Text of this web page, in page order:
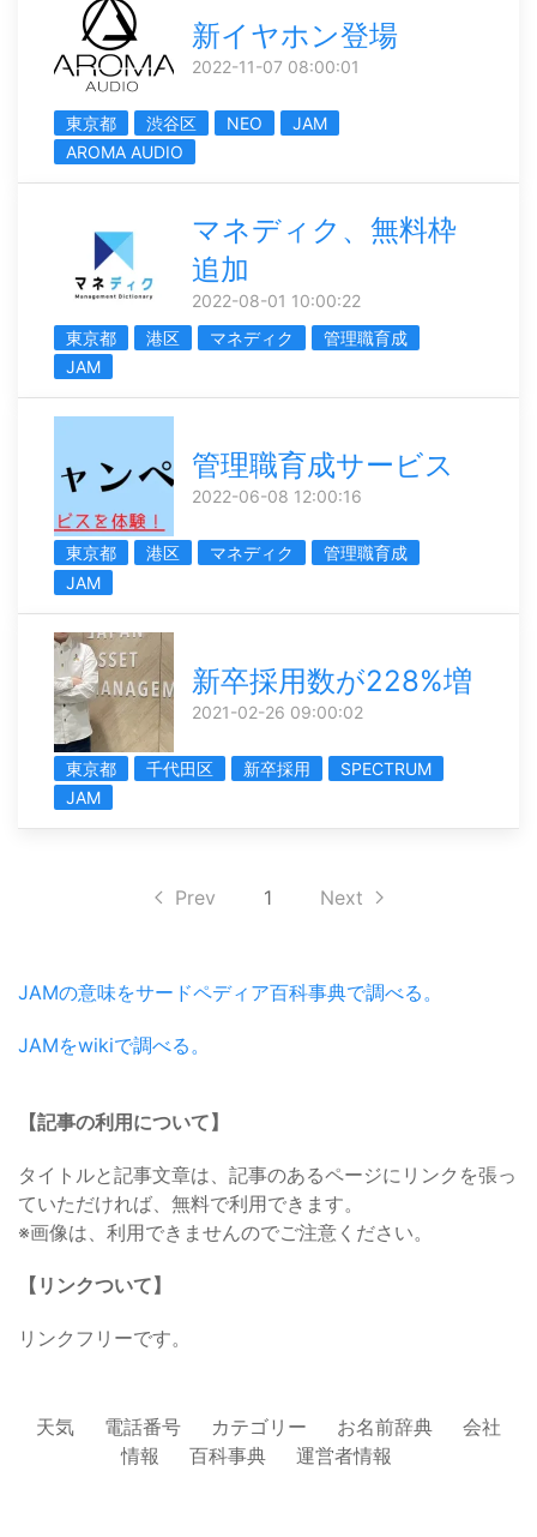
新イヤホン登場
2022-11-07 08:00:01
東京都 渋谷区 NEO
JAM
AROMA AUDIO
マネディク、無料枠
追加
2022-08-01 10:00:22
東京都
港区 マネディク
管理職育成
JAM
管理職育成サービス
2022-06-08 12:00:16
東京都 港区 マネディク
管理職育成
JAM
新卒採用数が228%増
2021-02-26 09:00:02
東京都 千代田区 新卒採用
SPECTRUM
JAM
Prev 1 Next
JAMの意味をサードペディア百科事典で調べる。
JAMをwikiで調べる。
【記事の利用について】
タイトルと記事文章は、記事のあるページにリンクを張っ
ていただければ、無料で利用できます。
※画像は、利用できませんのでご注意ください。
【リンクついて】
リンクフリーです。
天気 電話番号 カテゴリー お名前辞典
会社
情報
百科事典 運営者情報